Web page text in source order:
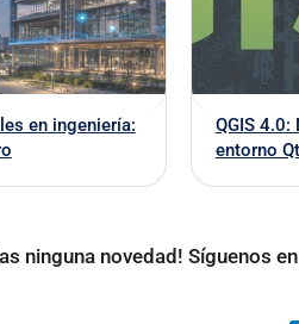
en ingeniería:
QGIS 4.0:
entorno
ninguna novedad! Síguenos